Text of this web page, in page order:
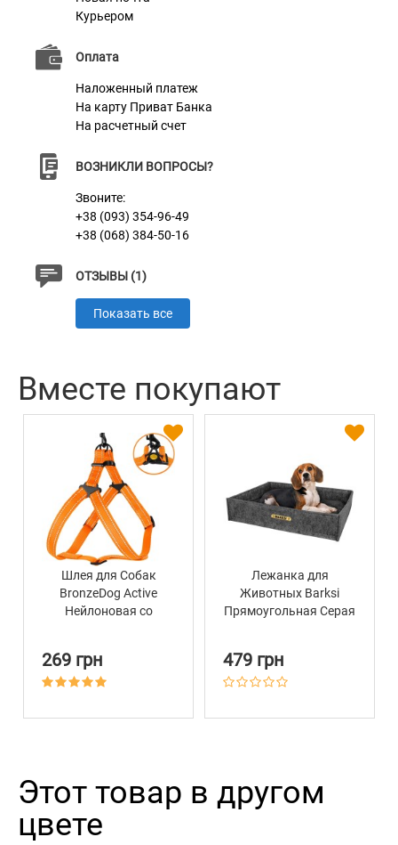
Курьером
Оплата
Наложенный платеж
На карту Приват Банка
На расчетный счет
ВОЗНИКЛИ ВОПРОСЫ?
Звоните:
+38 (093) 354-96-49
+38 (068) 384-50-16
ОТЗЫВЫ (1)
Показать все
Вместе покупают
Шлея для Собак
BronzeDog Active
Нейлоновая со
269 грн
Лежанка для
Животных Barksi
Прямоугольная Серая
479 грн
Этот товар в другом
цвете